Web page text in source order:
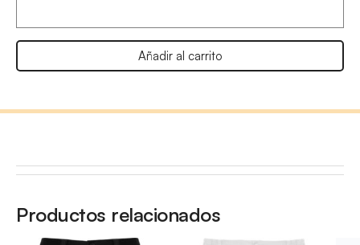
Añadir al carrito
Productos relacionados